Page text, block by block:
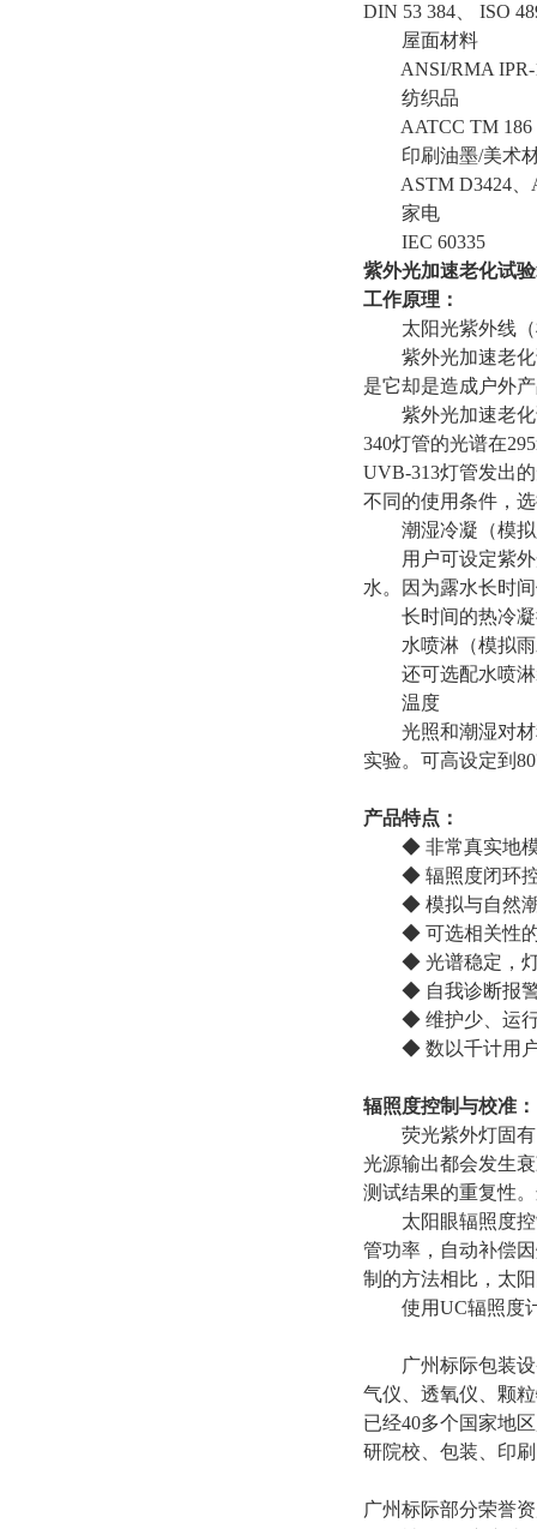
DIN 53 384、 ISO
屋面材料
ANSI/RMA
纺织品
AATCC TM
印刷油墨/美术
ASTM D3424、
家电
IEC 60335
紫外光加速老化试
工作原理：
太阳光紫外线（
紫外光加速老化
是它却是造成户外
紫外光加速老化
340灯管的光谱在
UVB-313灯管发出
不同的使用条件，
潮湿冷凝（模拟
用户可设定紫外
水。因为露水长时
长时间的热冷凝
水喷淋（模拟雨
还可选配水喷淋
温度
光照和潮湿对材
实验。可高设定到
产品特点：
◆ 非常真实地
◆ 辐照度闭环
◆ 模拟与自然
◆ 可选相关性
◆ 光谱稳定，
◆ 自我诊断报
◆ 维护少、运
◆ 数以千计用
辐照度控制与校准：
荧光紫外灯固有
光源输出都会发生
测试结果的重复性
太阳眼辐照度控
管功率，自动补偿
制的方法相比，太
使用UC辐照度
广州标际包装
气仪、透氧仪、颗
已经40多个国家地
研院校、包装、印
广州标际部分荣誉